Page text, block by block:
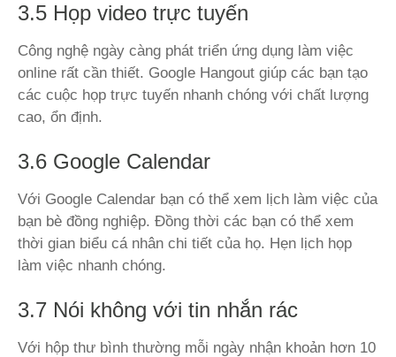
3.5 Họp video trực tuyến
Công nghệ ngày càng phát triển ứng dụng làm việc
online rất cần thiết. Google Hangout giúp các bạn tạo
các cuộc họp trực tuyến nhanh chóng với chất lượng
cao, ổn định.
3.6 Google Calendar
Với Google Calendar bạn có thể xem lịch làm việc của
bạn bè đồng nghiệp. Đồng thời các bạn có thể xem
thời gian biểu cá nhân chi tiết của họ. Hẹn lịch họp
làm việc nhanh chóng.
3.7 Nói không với tin nhắn rác
Với hộp thư bình thường mỗi ngày nhận khoản hơn 10